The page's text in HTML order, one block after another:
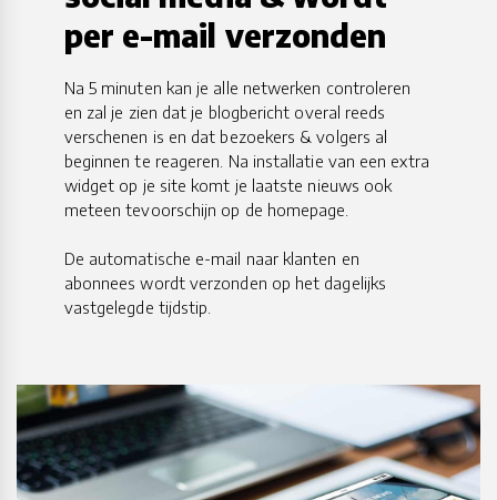
per e-mail verzonden
Na 5 minuten kan je alle netwerken controleren
en zal je zien dat je blogbericht overal reeds
verschenen is en dat bezoekers & volgers al
beginnen te reageren. Na installatie van een extra
widget op je site komt je laatste nieuws ook
meteen tevoorschijn op de homepage.
​​​​​​​De automatische e-mail naar klanten en
abonnees wordt verzonden op het dagelijks
vastgelegde tijdstip.